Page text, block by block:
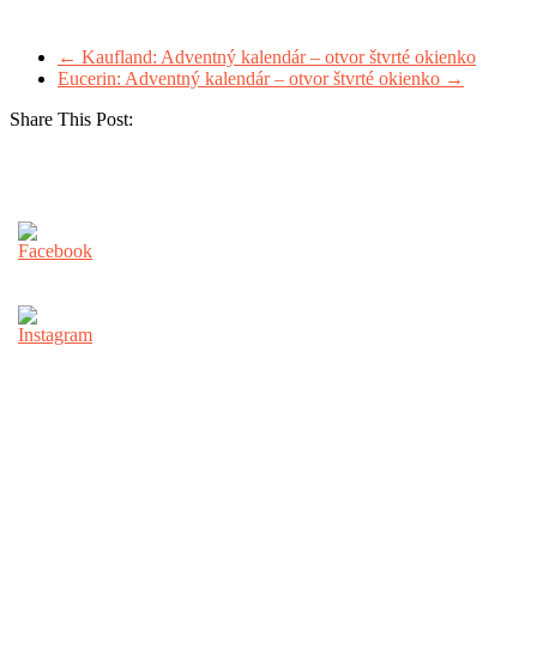
← Kaufland: Adventný kalendár – otvor štvrté okienko
Eucerin: Adventný kalendár – otvor štvrté okienko →
Share This Post: